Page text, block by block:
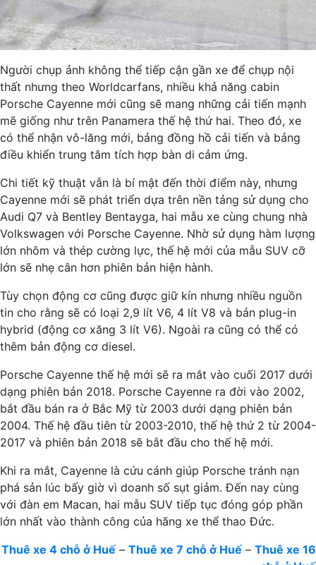
Người chụp ảnh không thể tiếp cận gần xe để chụp nội
thất nhưng theo Worldcarfans, nhiều khả năng cabin
Porsche Cayenne mới cũng sẽ mang những cải tiến mạnh
mẽ giống như trên Panamera thế hệ thứ hai. Theo đó, xe
có thể nhận vô-lăng mới, bảng đồng hồ cải tiến và bảng
điều khiển trung tâm tích hợp bàn di cảm ứng.
Chi tiết kỹ thuật vẫn là bí mật đến thời điểm này, nhưng
Cayenne mới sẽ phát triển dựa trên nền tảng sử dụng cho
Audi Q7 và Bentley Bentayga, hai mẫu xe cùng chung nhà
Volkswagen với Porsche Cayenne. Nhờ sử dụng hàm lượng
lớn nhôm và thép cường lực, thế hệ mới của mẫu SUV cỡ
lớn sẽ nhẹ cân hơn phiên bản hiện hành.
Tùy chọn động cơ cũng được giữ kín nhưng nhiều nguồn
tin cho rằng sẽ có loại 2,9 lít V6, 4 lít V8 và bản plug-in
hybrid (động cơ xăng 3 lít V6). Ngoài ra cũng có thể có
thêm bản động cơ diesel.
Porsche Cayenne thế hệ mới sẽ ra mắt vào cuối 2017 dưới
dạng phiên bản 2018. Porsche Cayenne ra đời vào 2002,
bắt đầu bán ra ở Bắc Mỹ từ 2003 dưới dạng phiên bản
2004. Thế hệ đầu tiên từ 2003-2010, thế hệ thứ 2 từ 2004-
2017 và phiên bản 2018 sẽ bắt đầu cho thế hệ mới.
Khi ra mắt, Cayenne là cứu cánh giúp Porsche tránh nạn
phá sản lúc bấy giờ vì doanh số sụt giảm. Đến nay cùng
với đàn em Macan, hai mẫu SUV tiếp tục đóng góp phần
lớn nhất vào thành công của hãng xe thể thao Đức.
Thuê xe 4 chỗ ở Huế – Thuê xe 7 chỗ ở Huế – Thuê xe 16